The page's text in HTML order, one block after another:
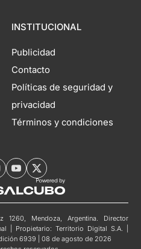
INSTITUCIONAL
Publicidad
Contacto
Políticas de seguridad y
privacidad
Términos y condiciones
1260, Mendoza, Argentina. Director
| Propietario: Territorio Digital S.A. |
6939 | 08 de agosto de 2026